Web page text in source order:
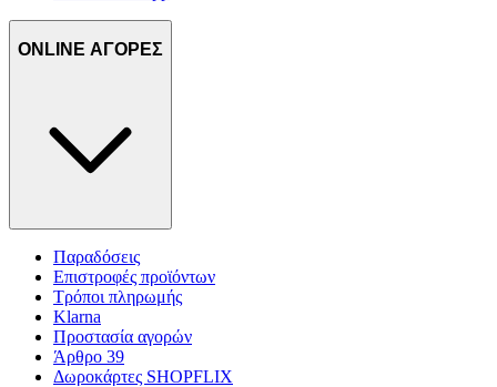
ONLINE ΑΓΟΡΕΣ
Παραδόσεις
Επιστροφές προϊόντων
Τρόποι πληρωμής
Klarna
Προστασία αγορών
Άρθρο 39
Δωροκάρτες SHOPFLIX